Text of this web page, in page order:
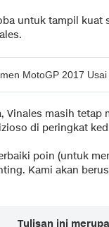
untuk tampil
MotoGP 2017
Vinales masih
di peringkat
poin (untuk
Kami akan
Tulisan ini